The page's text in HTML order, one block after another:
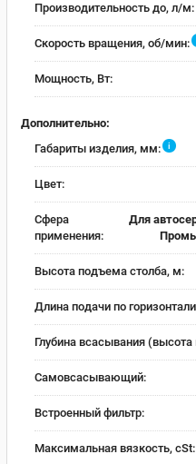
Производительность до, л/м:
Скорость вращения, об/мин:
Мощность, Вт:
Дополнительно:
Габариты изделия, мм:
i
Цвет:
Сфера
применения:
Для
Высота подъема столба, м:
Длина подачи по
Глубина всасывания
Самовсасывающий:
Встроенный фильтр:
Максимальная вязкость, cSt: